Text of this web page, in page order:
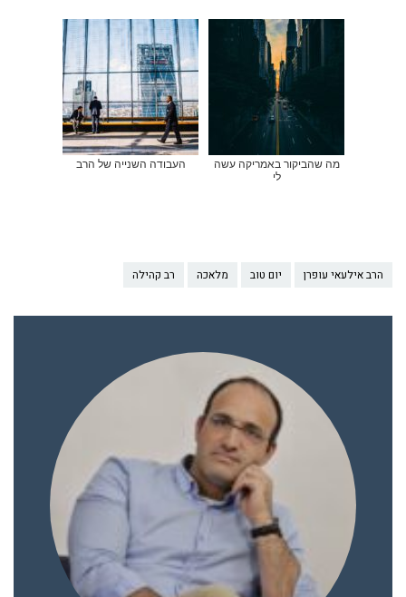
מה שהביקור באמריקה עשה
לי
העבודה השנייה של הרב
הרב אילעאי עופרן יום טוב מלאכה רב קהילה